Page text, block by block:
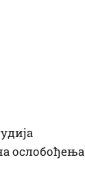
ослобођења